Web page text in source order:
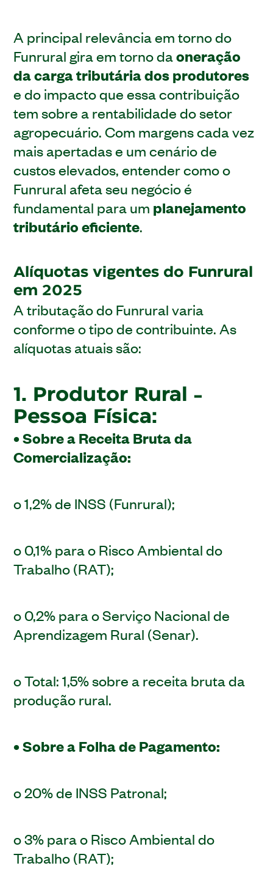
A principal relevância em torno do
Funrural gira em torno daoneração
da carga tributária dos produtores
e do impacto que essa contribuição
tem sobre a rentabilidade do setor
agropecuário. Com margens cada vez
mais apertadas e um cenário de
custos elevados, entender como o
Funrural afeta seu negócio é
fundamental para um planejamento
tributário eficiente.
Alíquotas vigentes do Funrural
em 2025
A tributação do Funrural varia
conforme o tipo de contribuinte. As
alíquotas atuais são:
1. Produtor Rural -
Pessoa Física:
• Sobre a Receita Bruta da
Comercialização:
o 1,2% de INSS (Funrural);
o 0,1% para o Risco Ambiental do
Trabalho (RAT);
o 0,2% para o Serviço Nacional de
Aprendizagem Rural (Senar).
o Total: 1,5% sobre a receita bruta da
produção rural.
• Sobre a Folha de Pagamento:
o 20% de INSS Patronal;
o 3% para o Risco Ambiental do
Trabalho (RAT);